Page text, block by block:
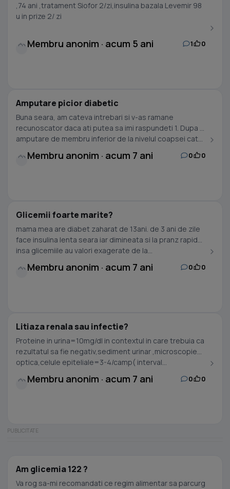
,74 ani ,tratament Siofor 2/zi,insulina bazala Levemir 98
u in prize 2/ zi
Membru anonim · acum 5 ani 1 0
Amputare picior diabetic
Buna seara, am cateva intrebari si v-as ramane
recunoscator daca ati putea sa imi raspundeti 1. Dupa o
amputare de membru inferior de la nivelul coapsei cat...
Membru anonim · acum 7 ani 0 0
Glicemii foarte marite?
mama mea are diabet zaharat de 13ani. de 3 ani de zile
face insulina lenta seara iar dimineata si la pranz rapida ,
insa glicemiile au valori exagerate de la...
Membru anonim · acum 7 ani 0 0
Litiaza renala sau infectie?
Proteine in urina=10mg/dl in contextul in care trebuia ca
rezultatul sa fie negativ,sediment urinar ,microscopie
optica,celule epiteliale=3-4/camp( interval...
Membru anonim · acum 7 ani 0 0
Am glicemia 122 ?
Va rog sa-mi recomandati ce regim alimentar sa parcurg